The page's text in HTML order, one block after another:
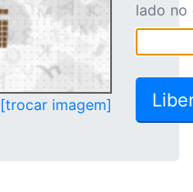
[trocar imagem]
lado no